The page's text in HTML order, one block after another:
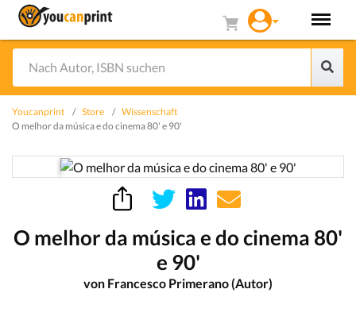
Youcanprint Store
Wissenschaft
O melhor da música e do cinema 80' e 90'
O melhor da música e do cinema 80'
e 90'
von Francesco Primerano (Autor)